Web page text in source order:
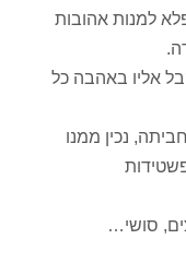
למנות אהובות
אליו באהבה כל
נכין ממנו
סושי…